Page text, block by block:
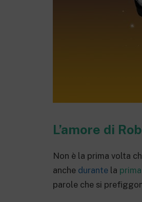
L’amore di
Non è la prima volta
anche durante la
parole che si